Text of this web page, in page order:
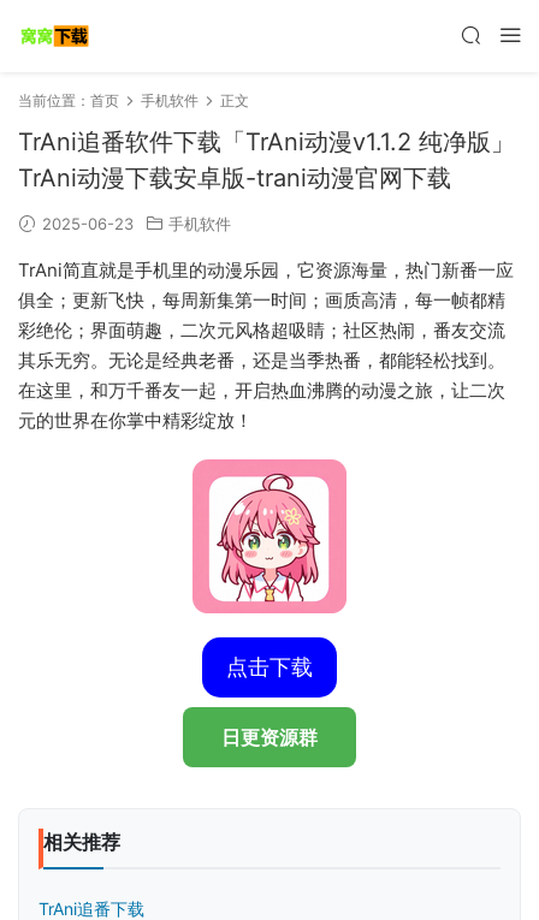
当前位置： 首页 手机软件 正文
TrAni追番软件下载「TrAni动漫v1.1.2 纯净版」
TrAni动漫下载安卓版-trani动漫官网下载
2025-06-23 手机软件
TrAni简直就是手机里的动漫乐园，它资源海量，热门新番一应
俱全；更新飞快，每周新集第一时间；画质高清，每一帧都精
彩绝伦；界面萌趣，二次元风格超吸睛；社区热闹，番友交流
其乐无穷。无论是经典老番，还是当季热番，都能轻松找到。
在这里，和万千番友一起，开启热血沸腾的动漫之旅，让二次
元的世界在你掌中精彩绽放！
点击下载
日更资源群
相关推荐
TrAni追番下载